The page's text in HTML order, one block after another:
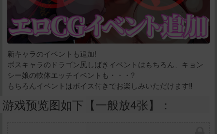
新キャラのイベントも追加!
ボスキャラのドラゴン尻しばきイベントはもちろん、キョン
シー娘の軟体エッチイベントも・・・?
もちろんイベントはボイス付きでお楽しみいただけます‼
游戏预览图如下【一般放4张】：